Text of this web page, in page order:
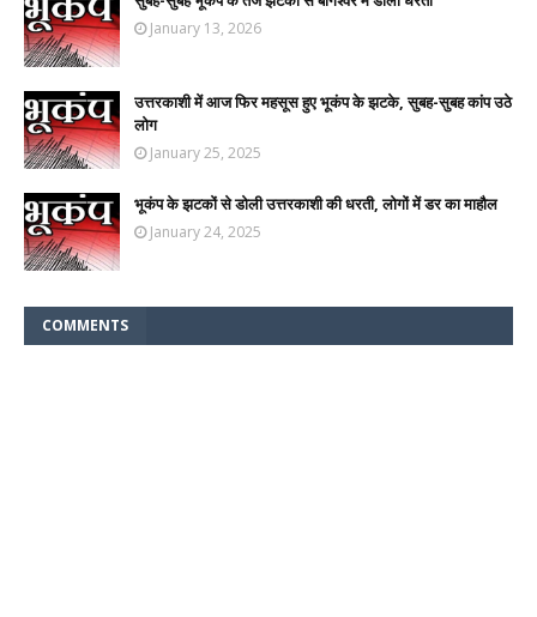
January 13, 2026
उत्तरकाशी में आज फिर महसूस हुए भूकंप के झटके, सुबह-सुबह कांप उठे
लोग
January 25, 2025
भूकंप के झटकों से डोली उत्तरकाशी की धरती, लोगों में डर का माहौल
January 24, 2025
COMMENTS